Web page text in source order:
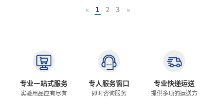
« 1 2 3 »
专业一站式服务
实验用品应有尽有
专人服务窗口
即时咨询服务
专业快递运送
提供多项的运送方